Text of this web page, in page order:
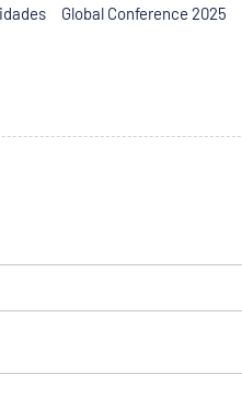
Global Conference 2025